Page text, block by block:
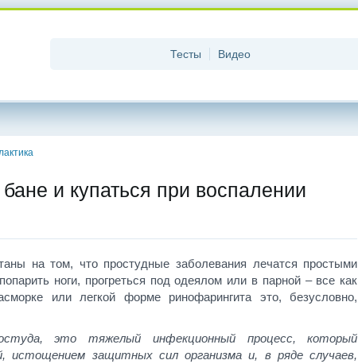
Тесты Видео
и купаться при воспалении
на том, что простудные заболевания лечатся простыми
ноги, прогреться под одеялом или в парной – все как
или легкой форме ринофарингита это, безусловно,
это тяжелый инфекционный процесс, который
истощением защитных сил организма и, в ряде случаев,